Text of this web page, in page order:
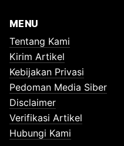
MENU
Tentang Kami
Kirim Artikel
Kebijakan Privasi
Pedoman Media Siber
Disclaimer
Verifikasi Artikel
Hubungi Kami